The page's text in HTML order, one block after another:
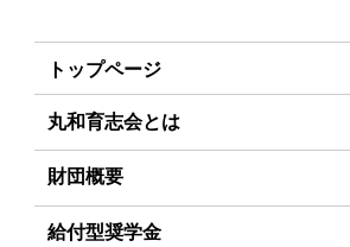
トップページ
丸和育志会とは
理事長あいさつ
丸和育志会の目指す未来
財団概要
理念
給付型奨学金